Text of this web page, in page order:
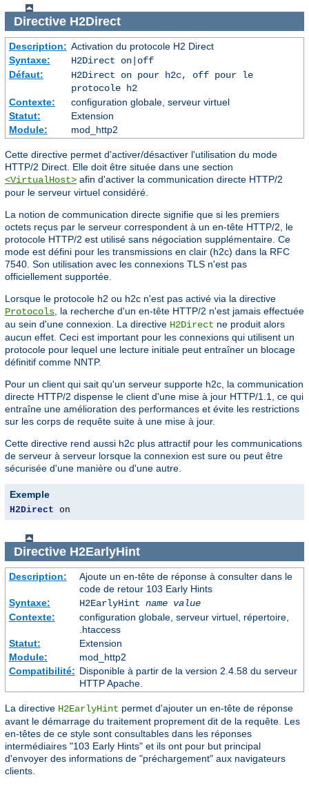
Directive H2Direct
Description: Activation du protocole H2 Direct
Syntaxe:
H2Direct on|off
Défaut:
H2Direct on pour h2c, off pour le
protocole h2
Contexte:
configuration globale, serveur virtuel
Statut:
Extension
Module:
mod_http2
Cette directive permet d'activer/désactiver l'utilisation du mode
HTTP/2 Direct. Elle doit être située dans une section
<VirtualHost> afin d'activer la communication directe HTTP/2
pour le serveur virtuel considéré.
La notion de communication directe signifie que si les premiers
octets reçus par le serveur correspondent à un en-tête HTTP/2, le
protocole HTTP/2 est utilisé sans négociation supplémentaire. Ce
mode est défini pour les transmissions en clair (h2c) dans la RFC
7540. Son utilisation avec les connexions TLS n'est pas
officiellement supportée.
Lorsque le protocole h2 ou h2c n'est pas activé via la directive
Protocols, la recherche d'un en-tête HTTP/2 n'est jamais effectuée
au sein d'une connexion. La directive H2Direct ne produit alors
aucun effet. Ceci est important pour les connexions qui utilisent un
protocole pour lequel une lecture initiale peut entraîner un blocage
définitif comme NNTP.
Pour un client qui sait qu'un serveur supporte h2c, la communication
directe HTTP/2 dispense le client d'une mise à jour HTTP/1.1, ce qui
entraîne une amélioration des performances et évite les restrictions
sur les corps de requête suite à une mise à jour.
Cette directive rend aussi h2c plus attractif pour les communications
de serveur à serveur lorsque la connexion est sure ou peut être
sécurisée d'une manière ou d'une autre.
Exemple
H2Direct on
Directive H2EarlyHint
Description:
Ajoute un en-tête de réponse à consulter dans le
code de retour 103 Early Hints
Syntaxe:
H2EarlyHint name value
Contexte:
configuration globale, serveur virtuel, répertoire,
.htaccess
Statut:
Extension
Module:
mod_http2
Compatibilité: Disponible à partir de la version 2.4.58 du serveur
HTTP Apache.
La directive H2EarlyHint permet d'ajouter un en-tête de réponse
avant le démarrage du traitement proprement dit de la requête. Les
en-têtes de ce style sont consultables dans les réponses
intermédiaires "103 Early Hints" et ils ont pour but principal
d'envoyer des informations de "préchargement" aux navigateurs
clients.